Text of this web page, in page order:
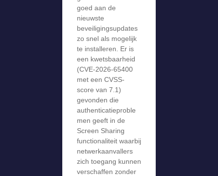
goed aan de
nieuwste
beveiligingsupdates
zo snel als mogelijk
te installeren. Er is
een kwetsbaarheid
(CVE-2026-65400
met een CVSS-
score van 7.1)
gevonden die
authenticatieproble
men geeft in de
Screen Sharing
functionaliteit waarbij
netwerkaanvallers
zich toegang kunnen
verschaffen zonder